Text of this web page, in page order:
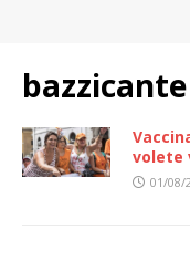
bazzicante
volete
01/08/